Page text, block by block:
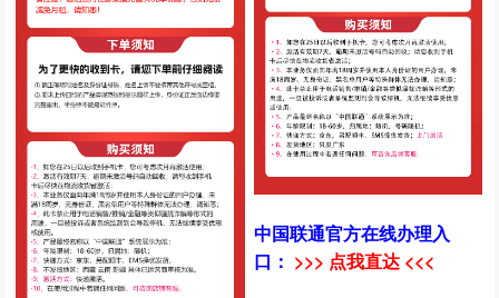
中国联通官方在线办理入
口： >>> 点我直达 <<<